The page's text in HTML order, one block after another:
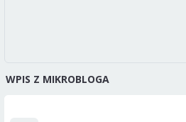
WPIS Z MIKROBLOGA